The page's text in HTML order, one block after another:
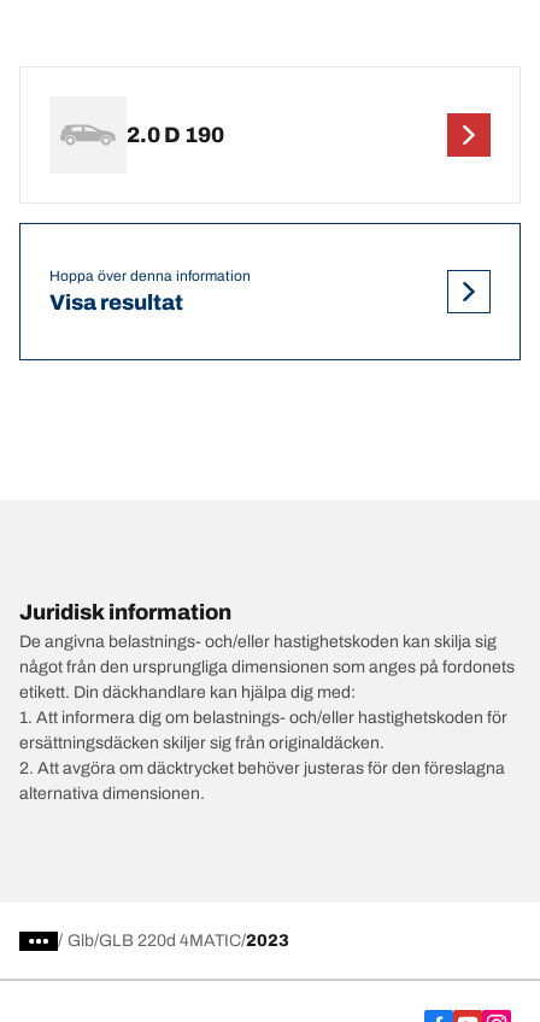
2.0 D 190
Hoppa över denna information
Visa resultat
Juridisk information
De angivna belastnings- och/eller hastighetskoden kan skilja sig
något från den ursprungliga dimensionen som anges på fordonets
etikett. Din däckhandlare kan hjälpa dig med:
1. Att informera dig om belastnings- och/eller hastighetskoden för
ersättningsdäcken skiljer sig från originaldäcken.
2. Att avgöra om däcktrycket behöver justeras för den föreslagna
alternativa dimensionen.
/ Glb GLB 220d 4MATIC 2023